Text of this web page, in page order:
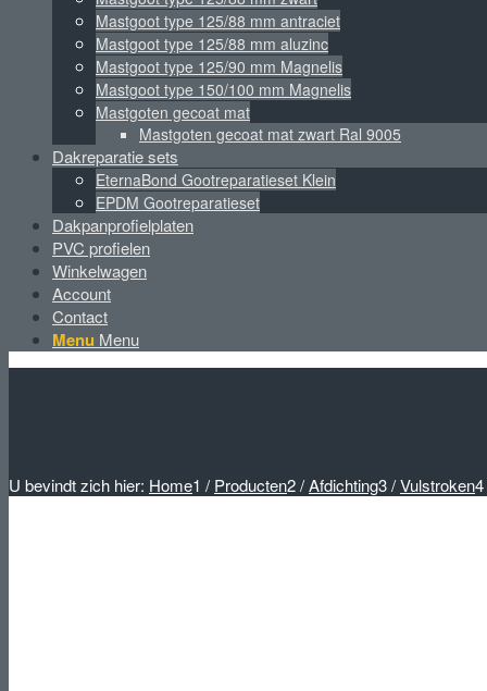
Mastgoot type 125/88 mm antraciet
Mastgoot type 125/88 mm aluzinc
Mastgoot type 125/90 mm Magnelis
Mastgoot type 150/100 mm Magnelis
Mastgoten gecoat mat
Mastgoten gecoat mat zwart Ral 9005
Dakreparatie sets
EternaBond Gootreparatieset Klein
EPDM Gootreparatieset
Dakpanprofielplaten
PVC profielen
Winkelwagen
Account
Contact
Menu Menu
U bevindt zich hier: Home1 / Producten2/Afdichting3/Vulstroken4